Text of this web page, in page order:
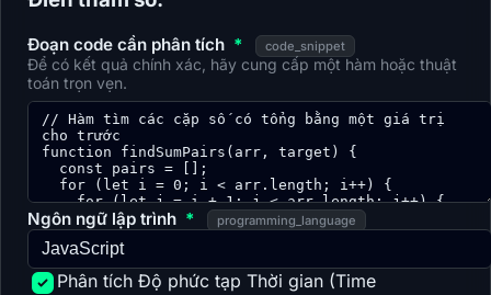
Đoạn code cần phân tích * code_snippet
Để có kết quả chính xác, hãy cung cấp một hàm hoặc thuật
toán trọn vẹn.
Ngôn ngữ lập trình * programming_language
Phân tích Độ phức tạp Thời gian (Time